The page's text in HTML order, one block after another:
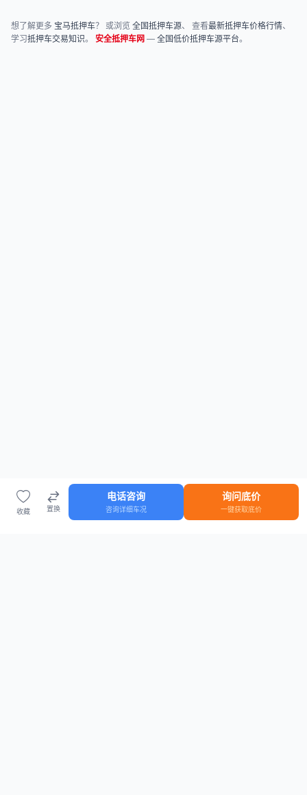
收藏 置换
电话咨询
咨询详细车况
询问底价
一键获取底价
想了解更多 宝马抵押车？ 或浏览 全国抵押车源、 查看最新抵押车价格行情、
学习抵押车交易知识。 安全抵押车网 — 全国低价抵押车源平台。
车源 知识 登录